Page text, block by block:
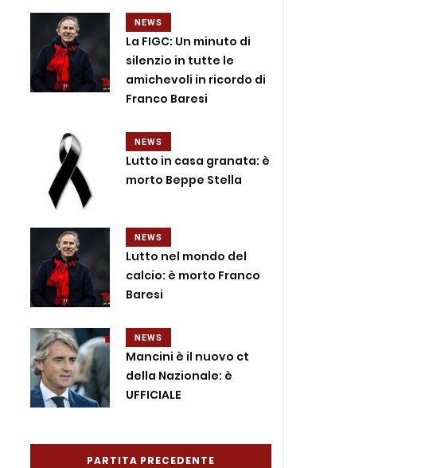
NEWS
La FIGC: Un minuto di
silenzio in tutte le
amichevoli in ricordo di
Franco Baresi
NEWS
Lutto in casa granata: è
morto Beppe Stella
NEWS
Lutto nel mondo del
calcio: è morto Franco
Baresi
NEWS
Mancini è il nuovo ct
della Nazionale: è
UFFICIALE
PARTITA PRECEDENTE